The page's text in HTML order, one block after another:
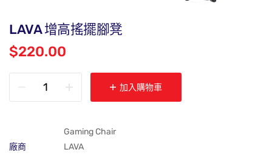
LAVA 增高搖擺腳凳
$220.00
加入購物車
Gaming Chair
廠商
LAVA